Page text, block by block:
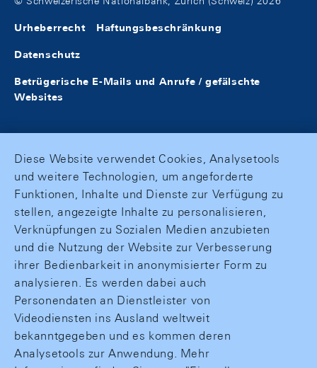
Urheberrecht Haftungsbeschränkung
Datenschutz
Betrügerische E-Mails und Anrufe / gefälschte
Websites
Diese Website verwendet Cookies, Analysetools
und weitere Technologien, um angeforderte
Funktionen, Inhalte und Dienste zur Verfügung zu
stellen, angezeigte Inhalte zu personalisieren,
Verknüpfungen zu Sozialen Medien anzubieten
und die Nutzung der Website zur Verbesserung
ihrer Bedienbarkeit in anonymisierter Form zu
analysieren. Es werden dabei auch
Personendaten an Dienstleister von
Videodiensten ins Ausland weltweit
bekanntgegeben und es kommen deren
Analysetools zur Anwendung. Mehr